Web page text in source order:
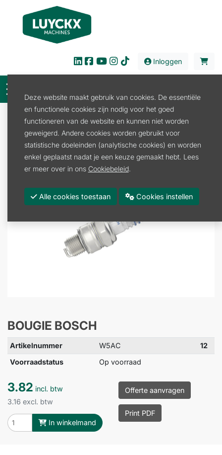
Inloggen
Tuin en Park
BOUGIE BOSCH
BOUGIE BOSCH
Artikelnummer W5AC
12
Voorraadstatus
Op voorraad
3.82 incl. btw
3.16 excl. btw
In winkelmand
Offerte aanvragen
Print PDF
Deze website maakt gebruik van cookies. De essentiële
en functionele cookies zijn nodig voor het goed
functioneren van de website en kunnen niet worden
geweigerd. Andere cookies worden gebruikt voor
statistische doeleinden (analytische cookies) en worden
enkel geplaatst nadat je een keuze gemaakt hebt. Lees
er meer over in ons Cookiebeleid.
Alle cookies toestaan Cookies instellen